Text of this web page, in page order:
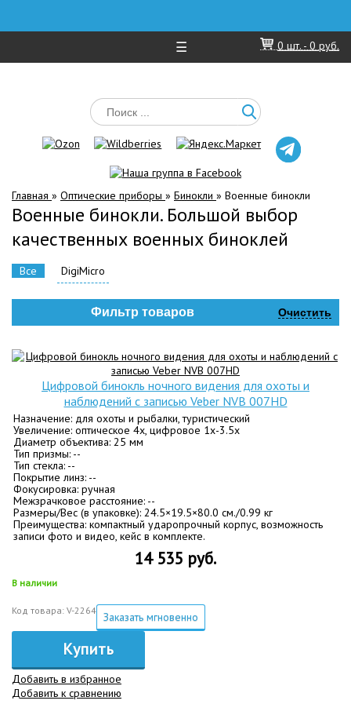
☰ 0 шт. - 0 руб.
Главная » Оптические приборы » Бинокли » Военные бинокли
Военные бинокли. Большой выбор
качественных военных биноклей
Все DigiMicro
Фильтр товаров Очистить
Цифровой бинокль ночного видения для охоты и
наблюдений с записью Veber NVB 007HD
Назначение: для охоты и рыбалки, туристический
Увеличение: оптическое 4х, цифровое 1х-3.5х
Диаметр объектива: 25 мм
Тип призмы: --
Тип стекла: --
Покрытие линз: --
Фокусировка: ручная
Межзрачковое расстояние: --
Размеры/Вес (в упаковке): 24.5×19.5×80.0 см./0.99 кг
Преимущества: компактный ударопрочный корпус, возможность
записи фото и видео, кейс в комплекте.
14 535 руб.
В наличии
Код товара: V-2264 Заказать мгновенно
Купить
Добавить в избранное
Добавить к сравнению